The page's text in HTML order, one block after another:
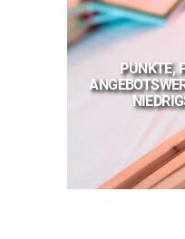
PUNKTE,